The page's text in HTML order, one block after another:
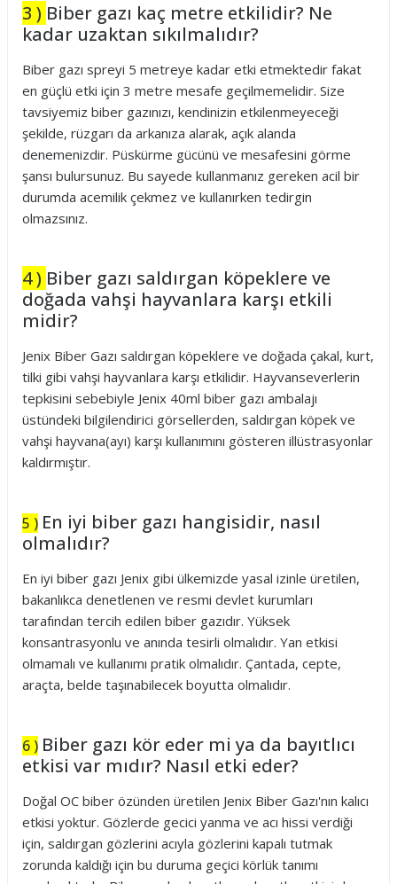
3 ) Biber gazı kaç metre etkilidir? Ne
kadar uzaktan sıkılmalıdır?
Biber gazı spreyi 5 metreye kadar etki etmektedir fakat
en güçlü etki için 3 metre mesafe geçilmemelidir. Size
tavsiyemiz biber gazınızı, kendinizin etkilenmeyeceği
şekilde, rüzgarı da arkanıza alarak, açık alanda
denemenizdir. Püskürme gücünü ve mesafesini görme
şansı bulursunuz. Bu sayede kullanmanız gereken acil bir
durumda acemilik çekmez ve kullanırken tedirgin
olmazsınız.
4 ) Biber gazı saldırgan köpeklere ve
doğada vahşi hayvanlara karşı etkili
midir?
Jenix Biber Gazı saldırgan köpeklere ve doğada çakal, kurt,
tilki gibi vahşi hayvanlara karşı etkilidir. Hayvanseverlerin
tepkisini sebebiyle Jenix 40ml biber gazı ambalajı
üstündeki bilgilendirici görsellerden, saldırgan köpek ve
vahşi hayvana(ayı) karşı kullanımını gösteren illüstrasyonlar
kaldırmıştır.
5 ) En iyi biber gazı hangisidir, nasıl
olmalıdır?
En iyi biber gazı Jenix gibi ülkemizde yasal izinle üretilen,
bakanlıkca denetlenen ve resmi devlet kurumları
tarafından tercih edilen biber gazıdır. Yüksek
konsantrasyonlu ve anında tesirli olmalıdır. Yan etkisi
olmamalı ve kullanımı pratik olmalıdır. Çantada, cepte,
araçta, belde taşınabilecek boyutta olmalıdır.
6 ) Biber gazı kör eder mi ya da bayıtlıcı
etkisi var mıdır? Nasıl etki eder?
Doğal OC biber özünden üretilen Jenix Biber Gazı'nın kalıcı
etkisi yoktur. Gözlerde gecici yanma ve acı hissi verdiği
için, saldırgan gözlerini acıyla gözlerini kapalı tutmak
zorunda kaldığı için bu duruma geçici körlük tanımı